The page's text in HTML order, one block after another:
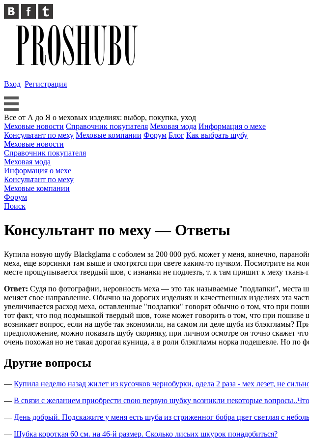
Вход Регистрация
Все от А до Я о меховых изделиях: выбор, покупка, уход
Меховые новости Справочник покупателя Меховая мода Информация о мехе
Консультант по меху Меховые компании Форум Блог Как выбрать шубу
Меховые новости
Справочник покупателя
Меховая мода
Информация о мехе
Консультант по меху
Меховые компании
Форум
Поиск
Консультант по меху — Ответы
Купила новую шубу Blackglama с соболем за 200 000 руб. может у меня, конечно,
меха, еще ворсинки там выше и смотрятся при свете каким-то пучком. Посмотрите на
месте прощупывается твердый шов, с изнанки не подлезть, т. к там пришит к меху
Ответ: Судя по фотографии, неровность меха — это так называемые "подлапки", места
меняет свое направление. Обычно на дорогих изделиях и качественных изделиях эта
увеличивается расход меха, оставленные "подлапки" говорят обычно о том, что при
тот факт, что под подмышкой твердый шов, тоже может говорить о том, что при
возникает вопрос, если на шубе так экономили, на самом ли деле шуба из блэкгламы?
предположение, можно показать шубу скорняку, при личном осмотре он точно скажет
очень похожая но не такая дорогая куница, а в роли блэкгламы норка подешевле. Но по
Другие вопросы
— Купила неделю назад жилет из кусочков чернобурки, одела 2 раза - мех лезет, не
— В связи с желанием приобрести свою первую шубку возникли некоторые
— День добрый. Подскажите у меня есть шуба из стриженног бобра цвет светлая с
— Шубка короткая 60 см. на 46-й размер. Сколько лисьих шкурок понадобиться?